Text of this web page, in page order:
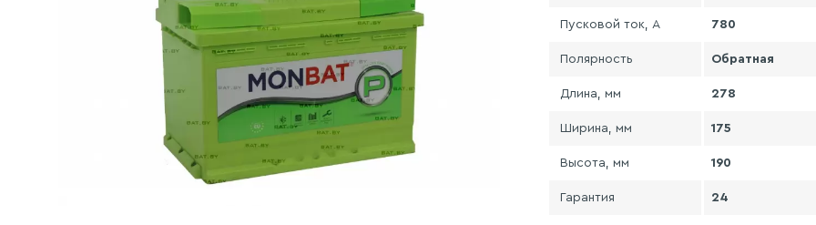
Пусковой ток, А 780
Полярность Обратная
Длина, мм 278
Ширина, мм 175
Высота, мм 190
Гарантия 24